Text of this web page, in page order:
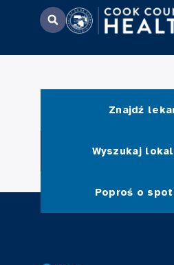
Znajdź
Wyszukaj
Poproś o